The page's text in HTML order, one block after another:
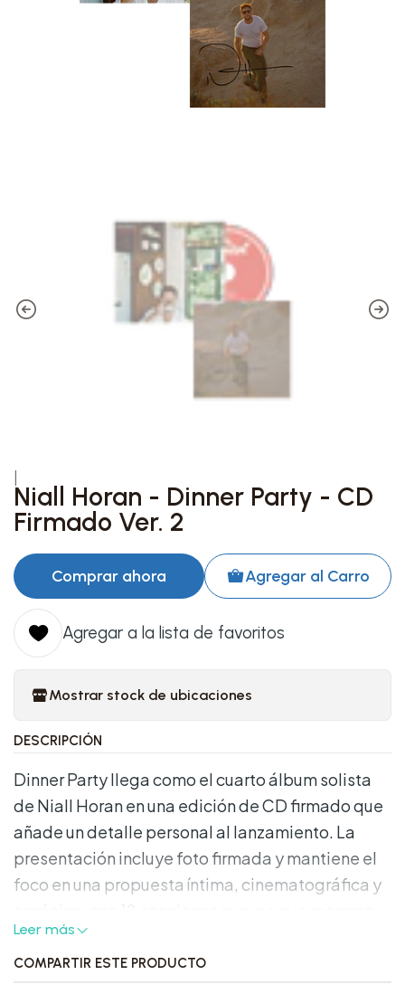
Niall Horan - Dinner Party - CD
Firmado Ver. 2
Agregar al Carro
Comprar ahora
Agregar a la lista de favoritos
Mostrar stock de ubicaciones
DESCRIPCIÓN
Dinner Party llega como el cuarto álbum solista
de Niall Horan en una edición de CD firmado que
añade un detalle personal al lanzamiento. La
presentación incluye foto firmada y mantiene el
foco en una propuesta íntima, cinematográfica y
temas de amor, pérdida, esperanza y deseo. Es
un formato que concentra el álbum en una versión
directa, con un valor añadido claro para quienes
Leer más
COMPARTIR ESTE PRODUCTO